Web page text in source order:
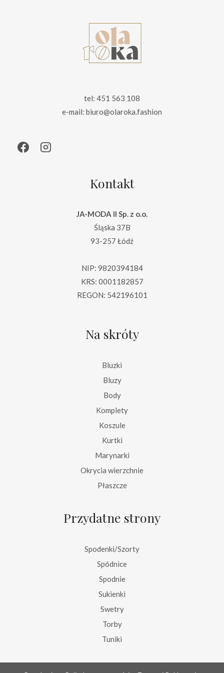
tel: 451 563 108
e-mail: biuro@olaroka.fashion
Kontakt
JA-MODA II Sp. z o.o.
Śląska 37B
93-257 Łódź
NIP: 9820394184
KRS: 0001182857
REGON: 542196101
Na skróty
Bluzki
Bluzy
Body
Komplety
Koszule
Kurtki
Marynarki
Okrycia wierzchnie
Płaszcze
Przydatne strony
Spodenki/Szorty
Spódnice
Spodnie
Sukienki
Swetry
Torby
Tuniki